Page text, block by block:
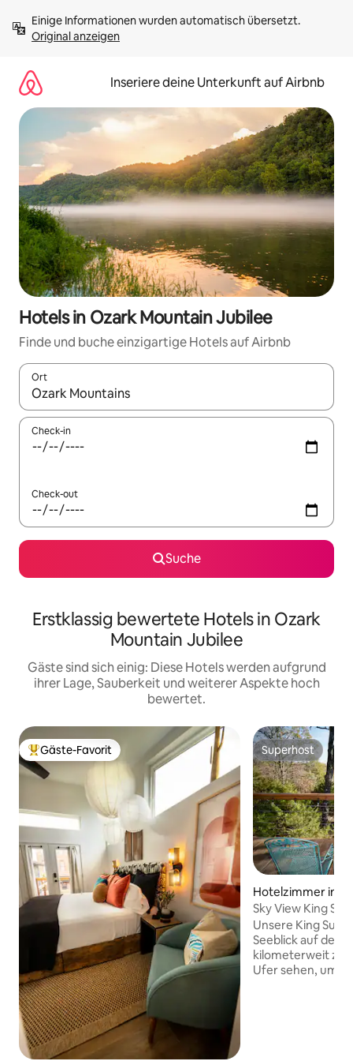
Inhalten
springenOriginal anzeigen
Inseriere deine Unterkunft auf Airbnb
Hotels in Ozark Mountain Jubilee
Finde und buche einzigartige Hotels auf Airbnb
Ort
Wenn Ergebnisse verfügbar sind, navigiere mit den
Check-in
Check-out
Suche
Erstklassig bewertete Hotels in Ozark
Mountain Jubilee
Gäste sind sich einig: Diese Hotels werden aufgrund
ihrer Lage, Sauberkeit und weiterer Aspekte hoch
bewertet.
Beliebter Gäste-Favorit.
Gäste-Favorit Superhost
Superhost
Hotelzimmer in
Sky View King
Unsere King Suite
Seeblick auf dem
kilometerweit
Ufer sehen,